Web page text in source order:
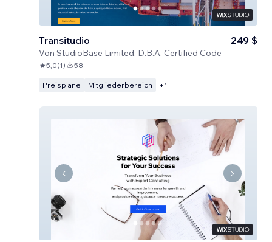
Transitudio
Von StudioBase Limited, D.B.A. Certified Code
249 $
5,0(1) 58
Preispläne Mitgliederbereich +1